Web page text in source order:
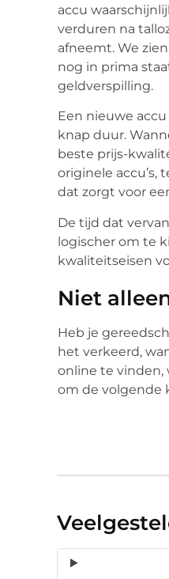
accu
verduren na
afneemt. We
nog in prima
geldverspilling.
Een nieuwe
knap duur.
beste prijs-
originele accu’s,
dat zorgt voor
De tijd dat
logischer om te
kwaliteitseisen
Niet
Heb je
het verkeerd,
online te vinden,
om de volgende